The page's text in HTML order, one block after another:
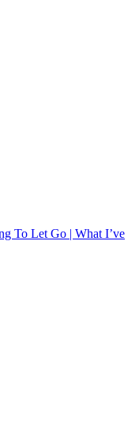
To Let Go | What I’ve